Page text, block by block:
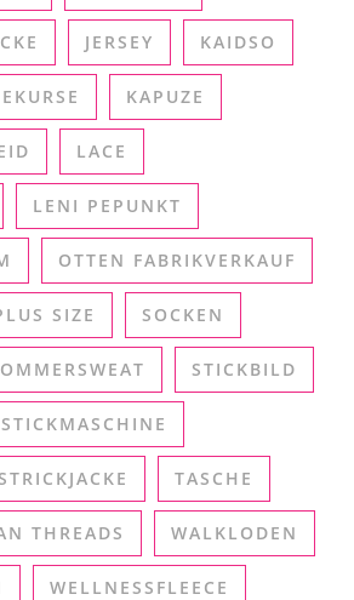
JERSEY KAIDSO
KAPUZE
LACE
LENI PEPUNKT
OTTEN FABRIKVERKAUF
SIZE SOCKEN
STICKBILD
STICKMASCHINE
TASCHE
THREADS WALKLODEN
WELLNESSFLEECE